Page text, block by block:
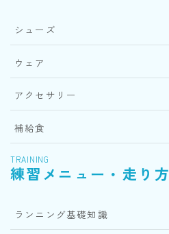
シューズ
ウェア
アクセサリー
補給食
TRAINING
練習メニュー・走り方
ランニング基礎知識